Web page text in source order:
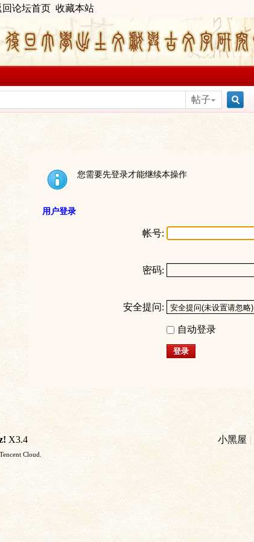
回论坛首页 收藏本站
帖子
您需要先登录才能继续本操作
用户登录
帐号:
密码:
安全提问:
自动登录
登录
小黑屋 |
X3.4
Cloud.